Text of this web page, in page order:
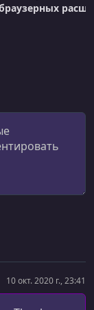
10 окт. 2020 г., 23:41